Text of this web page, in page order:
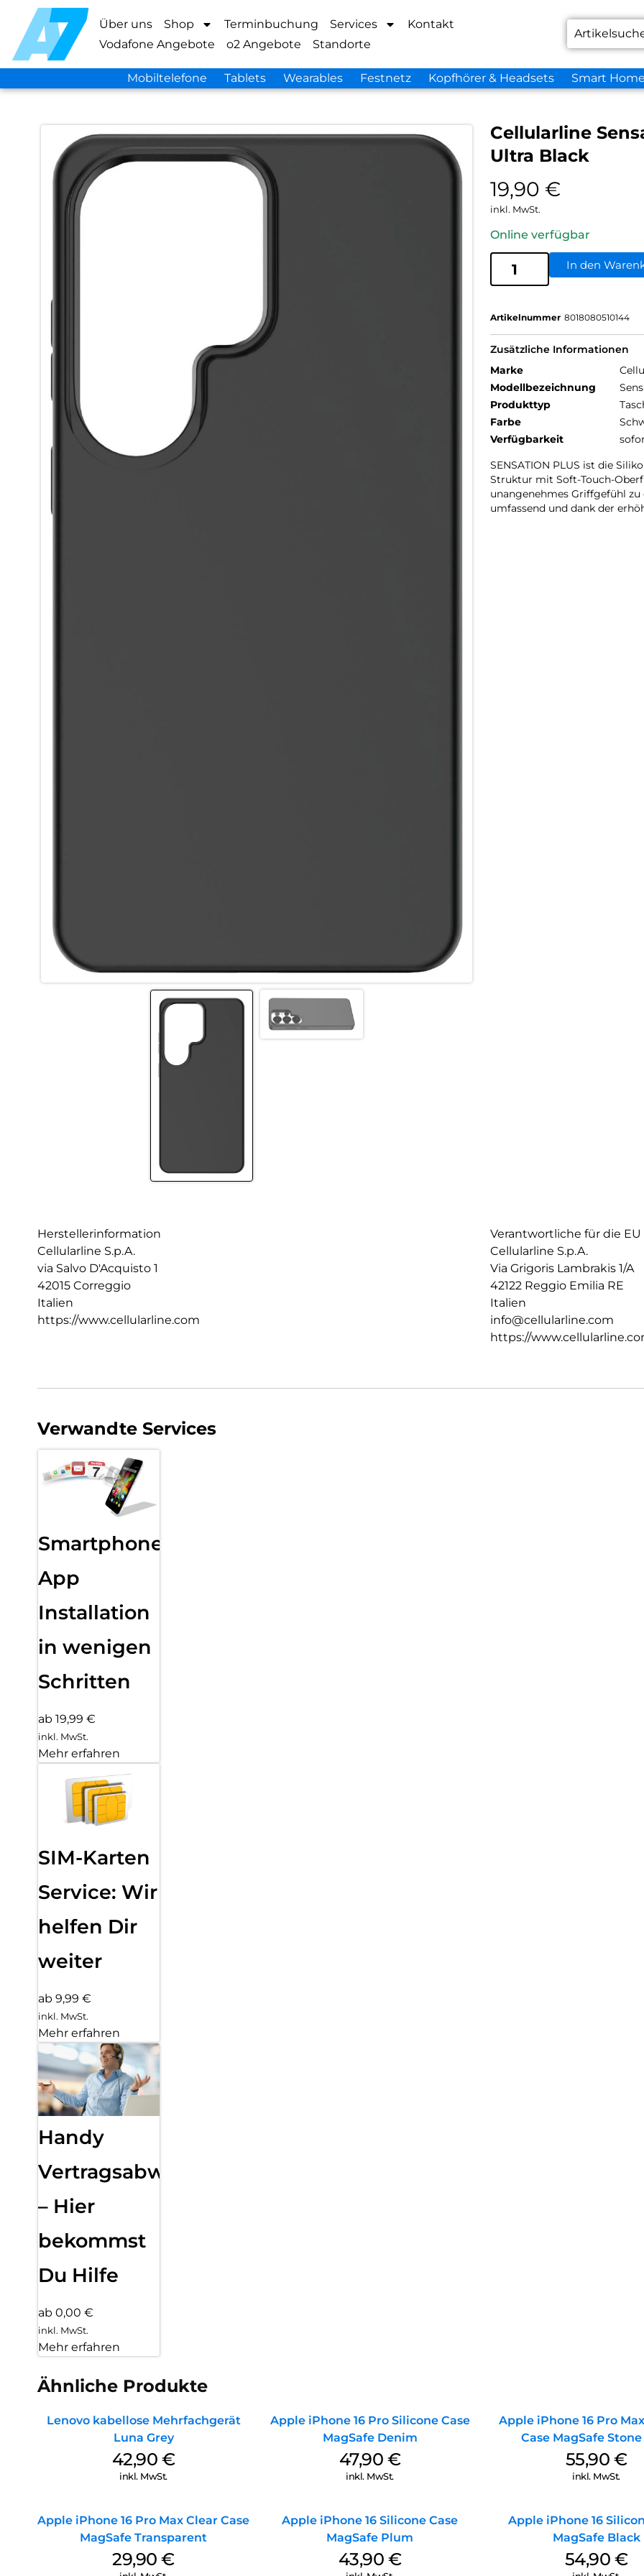
Über uns Shop Terminbuchung Services
Kontakt
Vodafone Angebote
o2 Angebote Standorte
Mobiltelefone Tablets Wearables Festnetz Kopfhörer & Headsets Smart
Cellularline
Ultra Black
19,90 €
inkl. MwSt.
Online verfügbar
In den
Artikelnummer 8018080510144
Zusätzliche Informationen
Marke
Modellbezeichnung
Produkttyp
Farbe
Verfügbarkeit
SENSATION PLUS ist die
Struktur mit Soft-Touch-
unangenehmes Griffgefühl zu
umfassend und dank der
Herstellerinformation
Cellularline S.p.A.
via Salvo D'Acquisto 1
42015 Correggio
Italien
https://www.cellularline.com
Verantwortliche für die EU
Cellularline S.p.A.
Via Grigoris Lambrakis 1/A
42122 Reggio Emilia RE
Italien
info@cellularline.com
https://
Verwandte Services
Smartphone
App
Installation
in wenigen
Schritten
ab 19,99 €
inkl. MwSt.
Mehr erfahren
SIM-Karten
Service: Wir
helfen Dir
weiter
ab 9,99 €
inkl. MwSt.
Mehr erfahren
Handy
Vertragsabwicklung
– Hier
bekommst
Du Hilfe
ab 0,00 €
inkl. MwSt.
Mehr erfahren
Ähnliche Produkte
Lenovo kabellose Mehrfachgerät
Luna Grey
42,90 €
inkl. MwSt.
Apple iPhone 16 Pro Silicone Case
MagSafe Denim
47,90 €
inkl. MwSt.
Apple iPhone 16 Pro
Case MagSafe Stone
55,90 €
inkl. MwSt.
Apple iPhone 16 Pro Max Clear Case
MagSafe Transparent
29,90€
Apple iPhone 16 Silicone Case
MagSafe Plum
43,90 €
Apple iPhone 16
MagSafe Black
54,90 €